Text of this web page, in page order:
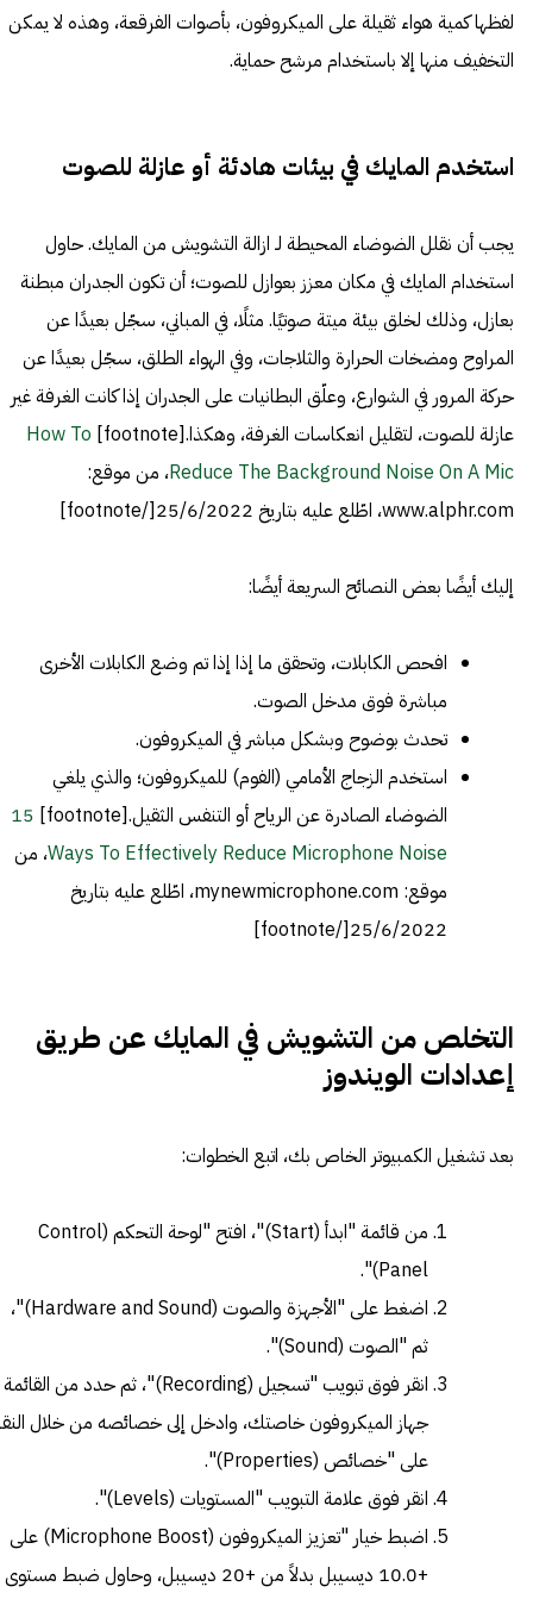
لفظها كمية هواء ثقيلة على الميكروفون، بأصوات الفرقعة، وهذه لا يمكن
التخفيف منها إلا باستخدام مرشح حماية.
استخدم المايك في بيئات هادئة أو عازلة للصوت
يجب أن نقلل الضوضاء المحيطة لـ ازالة التشويش من المايك. حاول
استخدام المايك في مكان معزز بعوازل للصوت؛ أن تكون الجدران مبطنة
بعازل، وذلك لخلق بيئة ميتة صوتيًا. مثلًا، في المباني، سجّل بعيدًا عن
المراوح ومضخات الحرارة والثلاجات، وفي الهواء الطلق، سجّل بعيدًا عن
حركة المرور في الشوارع، وعلّق البطانيات على الجدران إذا كانت الغرفة غير
عازلة للصوت، لتقليل انعكاسات الغرفة، وهكذا.[footnote]
How To
Reduce The Background Noise On A Mic، من موقع:
www.alphr.com، اطّلع عليه بتاريخ 25/6/2022[/footnote]
إليك أيضًا بعض النصائح السريعة أيضًا:
افحص الكابلات، وتحقق ما إذا إذا تم وضع الكابلات الأخرى
مباشرة فوق مدخل الصوت.
تحدث بوضوح وبشكل مباشر في الميكروفون.
استخدم الزجاج الأمامي (الفوم) للميكروفون؛ والذي يلغي
الضوضاء الصادرة عن الرياح أو التنفس الثقيل.[footnote]
15
Ways To Effectively Reduce Microphone Noise، من
موقع: mynewmicrophone.com، اطّلع عليه بتاريخ
25/6/2022[/footnote]
التخلص من التشويش في المايك عن طريق
إعدادات الويندوز
بعد تشغيل الكمبيوتر الخاص بك، اتبع الخطوات:
من قائمة "ابدأ (Start)"، افتح "لوحة التحكم (Control
Panel)".
اضغط على "الأجهزة والصوت (Hardware and Sound)"،
ثم "الصوت (Sound)".
انقر فوق تبويب "تسجيل (Recording)"، ثم حدد من القائمة
جهاز الميكروفون خاصتك، وادخل إلى خصائصه من خلال
على "خصائص (Properties)".
انقر فوق علامة التبويب "المستويات (Levels)".
اضبط خيار "تعزيز الميكروفون (Microphone Boost) على
+10.0 ديسيبل بدلاً من +20 ديسيبل، وحاول ضبط مستوى